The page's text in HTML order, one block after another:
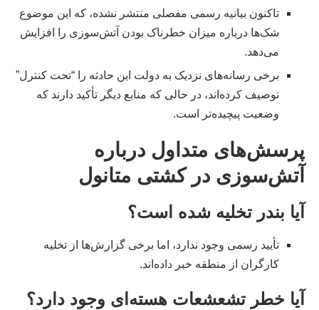
تاکنون بیانیه رسمی مفصلی منتشر نشده، که این موضوع
شک‌ها درباره میزان خطرناک بودن آتش‌سوزی را افزایش
می‌دهد.
برخی رسانه‌های نزدیک به دولت این حادثه را “تحت کنترل”
توصیف کرده‌اند، در حالی که منابع دیگر تأکید دارند که
وضعیت پیچیده‌تر است.
پرسش‌های متداول درباره
آتش‌سوزی در کشتی متانول
آیا بندر تخلیه شده است؟
تأیید رسمی وجود ندارد، اما برخی گزارش‌ها از تخلیه
کارگران از منطقه خبر داده‌اند.
آیا خطر تشعشعات هسته‌ای وجود دارد؟